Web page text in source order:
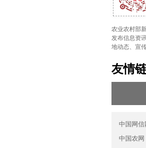
农业农村部
发布信息资
地动态、宣
友情
中国网信
中国农网